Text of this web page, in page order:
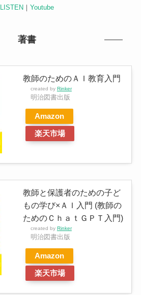
LISTEN ｜ Youtube
著書
教師のためのＡＩ教育入門
created by Rinker
明治図書出版
Amazon
楽天市場
教師と保護者のための子ど
もの学び×ＡＩ入門 (教師の
ためのＣｈａｔＧＰＴ入門)
created by Rinker
明治図書出版
Amazon
楽天市場